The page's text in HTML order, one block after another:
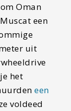
Oman
een
uit
het
een
voldeed